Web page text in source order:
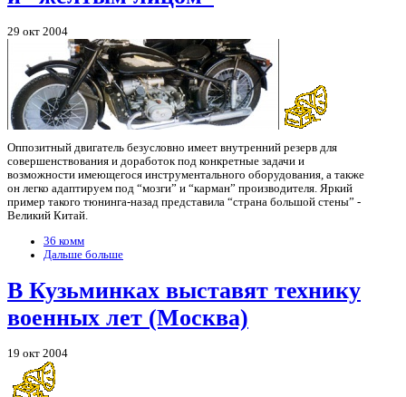
29 окт 2004
Оппозитный двигатель безусловно имеет внутренний резерв для
совершенствования и доработок под конкретные задачи и
возможности имеющегося инструментального оборудования, а также
он легко адаптируем под “мозги” и “карман” производителя. Яркий
пример такого тюнинга-назад представила “страна большой стены” -
Великий Китай.
36 комм
Дальше больше
В Кузьминках выставят технику
военных лет (Москва)
19 окт 2004